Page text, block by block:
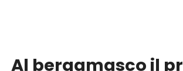
Al bergamasco il